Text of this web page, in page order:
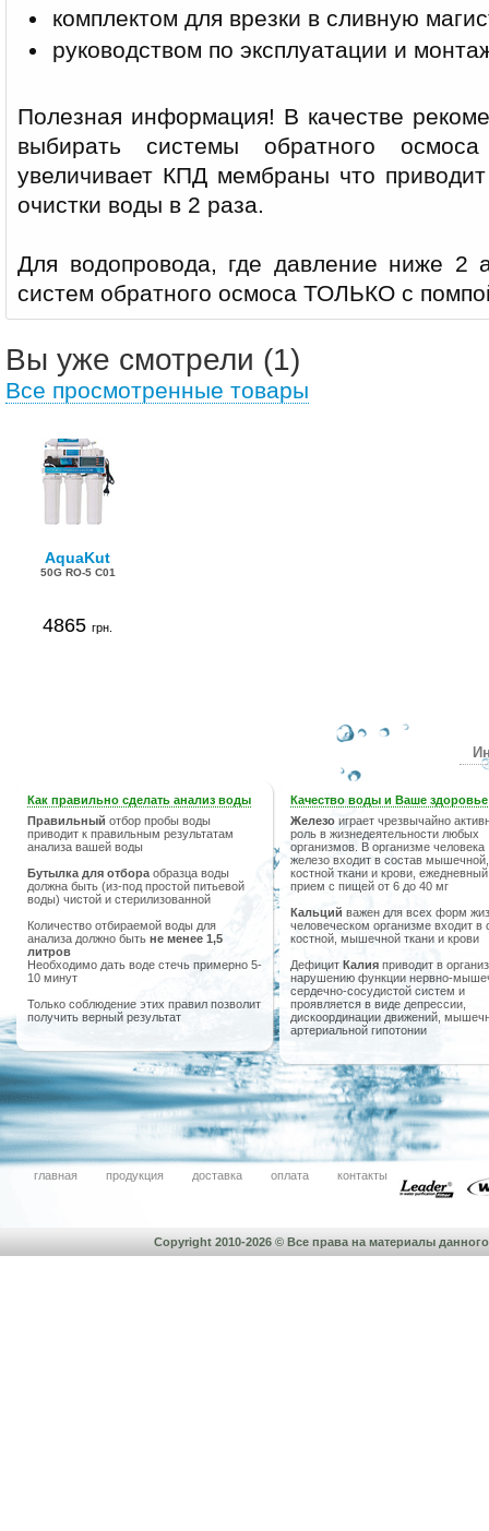
комплектом для врезки в сливную
руководством по эксплуатации и
Полезная информация! В качестве
выбирать системы обратного
увеличивает КПД мембраны что
очистки воды в 2 раза.
Для водопровода, где давление ниже 2
систем обратного осмоса ТОЛЬКО с
Вы уже смотрели (1)
Все просмотренные товары
AquaKut
50G RO-5 C01
4865 грн.
Как правильно сделать анализ воды
Правильный отбор пробы воды
приводит к правильным результатам
анализа вашей воды
Бутылка для отбора образца воды
должна быть (из-под простой питьевой
воды) чистой и стерилизованной
Количество отбираемой воды для
анализа должно быть не менее 1,5
литров
Необходимо дать воде стечь примерно 5-
10 минут
Только соблюдение этих правил позволит
получить верный результат
Качество воды и Ваше здоровье
Железо играет чрезвычайно
роль в жизнедеятельности любых
организмов. В организме человека
железо входит в состав мышечной,
костной ткани и крови, ежедневный
прием с пищей от 6 до 40 мг
Кальций важен для всех форм
человеческом организме входит в
костной, мышечной ткани и крови
Дефицит Калия приводит в
нарушению функции нервно-
сердечно-сосудистой систем и
проявляется в виде депрессии,
дискоординации движений,
артериальной гипотонии
главная продукция доставка оплата контакты
Copyright 2010-2026 © Все права на материалы